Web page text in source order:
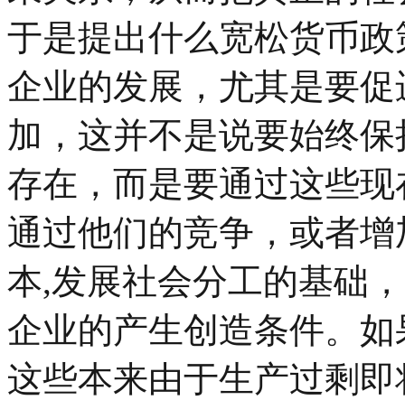
于是提出什么宽松货币
企业的发展，尤其是要
加，这并不是说要始终
存在，而是要通过这些
通过他们的竞争，或者
本,发展社会分工的基础
企业的产生创造条件。
这些本来由于生产过剩